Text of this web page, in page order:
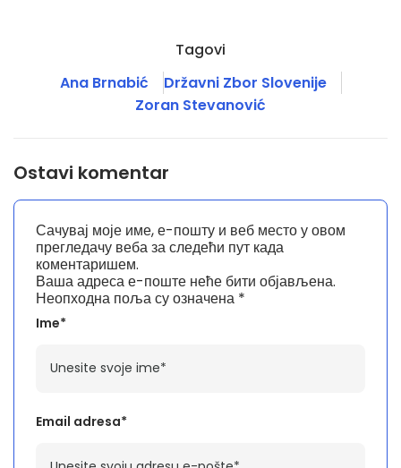
Tagovi
Ana Brnabić
Državni Zbor Slovenije
Zoran Stevanović
Ostavi komentar
Ваша адреса е-поште неће бити објављена.
Неопходна поља су означена *
Ime*
Email adresa*
Сачувај моје име, е-пошту и веб место у овом
прегледачу веба за следећи пут када
коментаришем.